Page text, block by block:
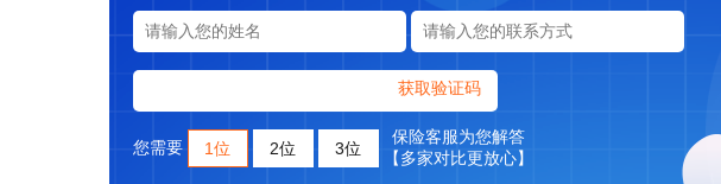
获取验证码
您需要 1位 2位 3位
保险客服为您解答
【多家对比更放心】